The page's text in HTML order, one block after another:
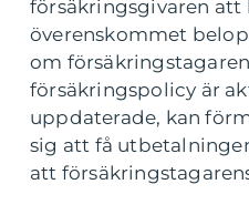
försäkringsgivaren att
överenskommet
om
försäkringspolicy är
uppdaterade, kan
sig att få
att